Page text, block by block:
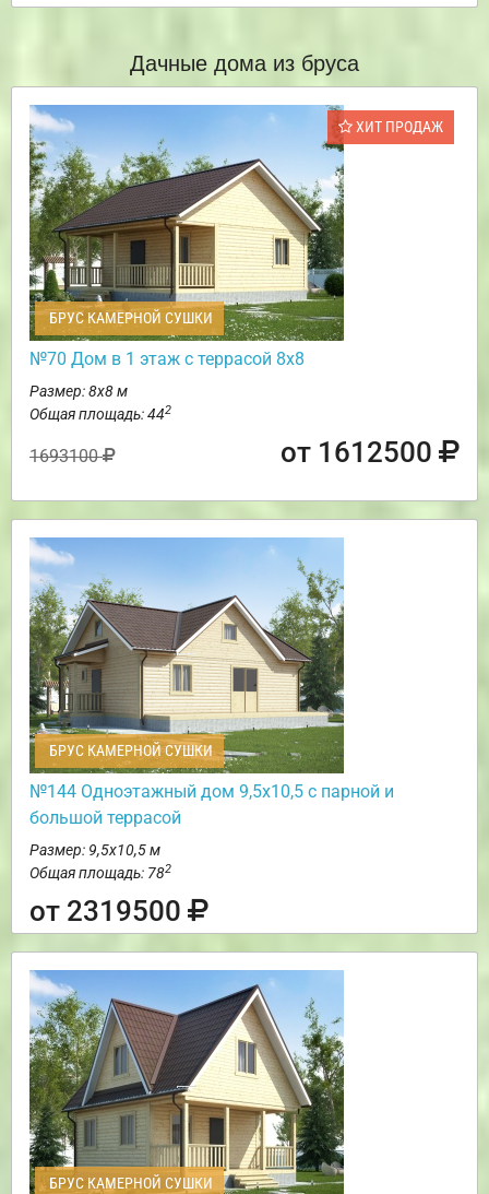
Дачные дома из бруса
ХИТ ПРОДАЖ
БРУС КАМЕРНОЙ СУШКИ
№70 Дом в 1 этаж с террасой 8х8
Размер: 8х8 м
Общая площадь: 442
1693100 от 1612500
БРУС КАМЕРНОЙ СУШКИ
№144 Одноэтажный дом 9,5х10,5 с парной и
большой террасой
Размер: 9,5х10,5 м
Общая площадь: 782
от 2319500
БРУС КАМЕРНОЙ СУШКИ